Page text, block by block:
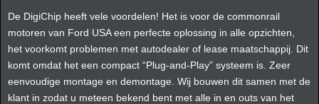
De DigiChip heeft vele voordelen! Het is voor de commonrail
motoren van Ford USA een perfecte oplossing in alle opzichten,
het voorkomt problemen met autodealer of lease maatschappij. Dit
komt omdat het een compact “Plug-and-Play” systeem is. Zeer
eenvoudige montage en demontage. Wij bouwen dit samen met de
klant in zodat u meteen bekend bent met alle in en outs van het